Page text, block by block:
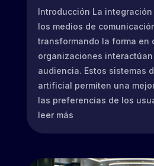
Introducción La
los medios de
transformando la forma en
organizaciones
audiencia. Estos sistemas
artificial permiten una
las preferencias de los
leer más